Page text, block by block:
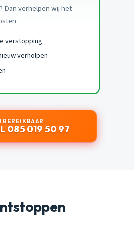
Dan verhelpen wij het
verstopping
verholpen
BEREIKBAAR
085 019 50 97